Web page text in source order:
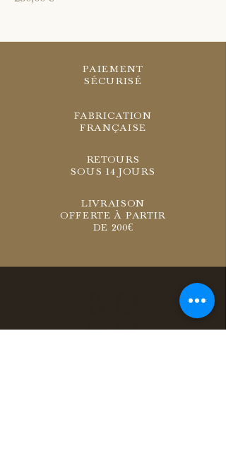
PAIEMENT
SÉCURISÉ
FABRICATION
FRANÇAISE
RETOURS
SOUS 14 JOURS
LIVRAISON
OFFERTE À PARTIR
DE 200€